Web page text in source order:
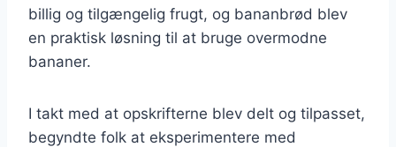
billig og tilgængelig frugt, og bananbrød blev
en praktisk løsning til at bruge overmodne
bananer.
I takt med at opskrifterne blev delt og tilpasset,
begyndte folk at eksperimentere med